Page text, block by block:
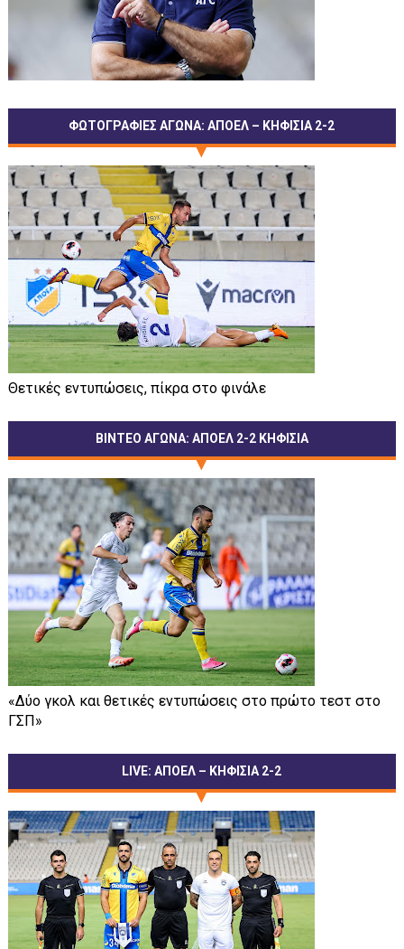
ΦΩΤΟΓΡΑΦΙΕΣ ΑΓΩΝΑ: ΑΠΟΕΛ – ΚΗΦΙΣΙΑ 2-2
Θετικές εντυπώσεις, πίκρα στο φινάλε
ΒΙΝΤΕΟ ΑΓΩΝΑ: ΑΠΟΕΛ 2-2 ΚΗΦΙΣΙΑ
«Δύο γκολ και θετικές εντυπώσεις στο πρώτο τεστ στο
ΓΣΠ»
LIVE: ΑΠΟΕΛ – ΚΗΦΙΣΙΑ 2-2